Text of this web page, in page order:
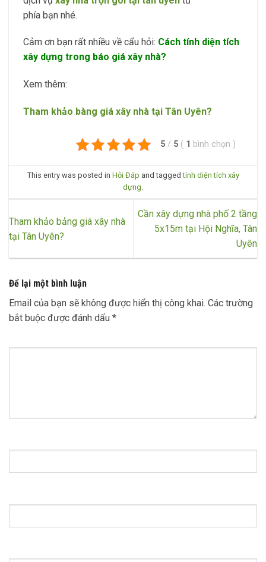
phía bạn nhé.
Cảm ơn bạn rất nhiều về cẩu hỏi: Cách tính diện tích
xây dựng trong báo giá xây nhà?
Xem thêm:
Tham khảo bàng giá xây nhà tại Tân Uyên?
5 / 5 ( 1 bình chọn )
This entry was posted in Hỏi Đáp and taggedtính diện tích xây
dựng.
Tham khảo bảng giá xây nhà
tại Tân Uyên?
Cần xây dựng nhà phố 2 tầng
5x15m tại Hội Nghĩa, Tân
Uyên
Để lại một bình luận
Email của bạn sẽ không được hiển thị công khai. Các trường
bắt buộc được đánh dấu *